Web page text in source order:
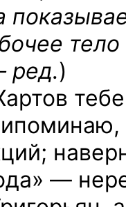
ред.)
—